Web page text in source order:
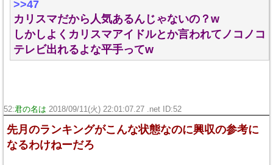
>>47
カリスマだから人気あるんじゃないの？w
しかしよくカリスマアイドルとか言われてノコノコ
テレビ出れるよな平手ってw
52:君の名は 2018/09/11(火) 22:01:07.27 .net ID:52
先月のランキングがこんな状態なのに興収の参考に
なるわけねーだろ